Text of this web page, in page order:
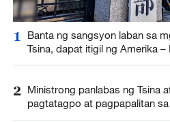
1
Banta ng sangsyon laban sa
Tsina, dapat itigil ng Amerika –
2 Ministrong panlabas ng Tsina
pagtatagpo at pagpapalitan